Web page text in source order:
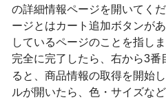
の詳細情報ページを開いてく
ージとはカート追加ボタンが
しているページのことを指し
完全に完了したら、右から3番
ると、商品情報の取得を開始
ルが開いたら、色・サイズな